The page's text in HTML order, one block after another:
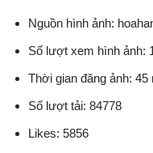
Nguồn hình ảnh:
Số lượt xem hình ảnh:
Thời gian đăng ảnh: 45
Số lượt tải: 84778
Likes: 5856